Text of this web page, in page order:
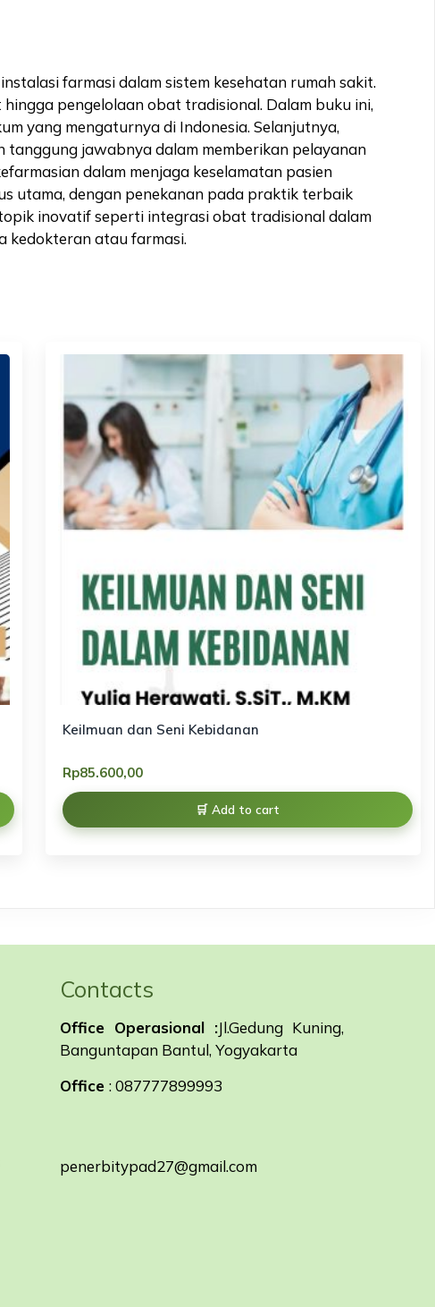
farmasi dalam sistem kesehatan rumah sakit.
pengelolaan obat tradisional. Dalam buku ini,
yang mengaturnya di Indonesia. Selanjutnya,
tanggung jawabnya dalam memberikan pelayanan
dalam menjaga keselamatan pasien
utama, dengan penekanan pada praktik terbaik
inovatif seperti integrasi obat tradisional dalam
kedokteran atau farmasi.
Keilmuan dan Seni Kebidanan
Rp85.600,00
Add to cart
Contacts
Office Operasional :Jl.Gedung Kuning,
Banguntapan Bantul, Yogyakarta
Office: 087777899993
penerbitypad27@gmail.com